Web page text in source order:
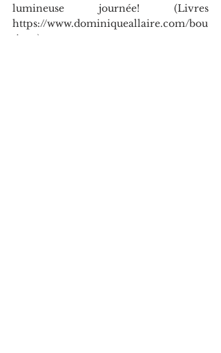
lumineuse journée! (Livres
https://www.dominiqueallaire.com/bou
tique)